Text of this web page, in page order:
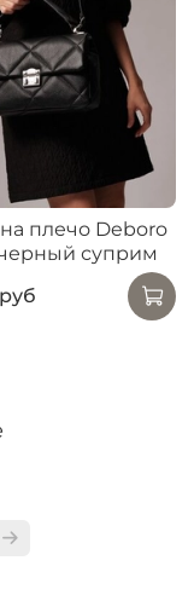
плечо Deboro
суприм